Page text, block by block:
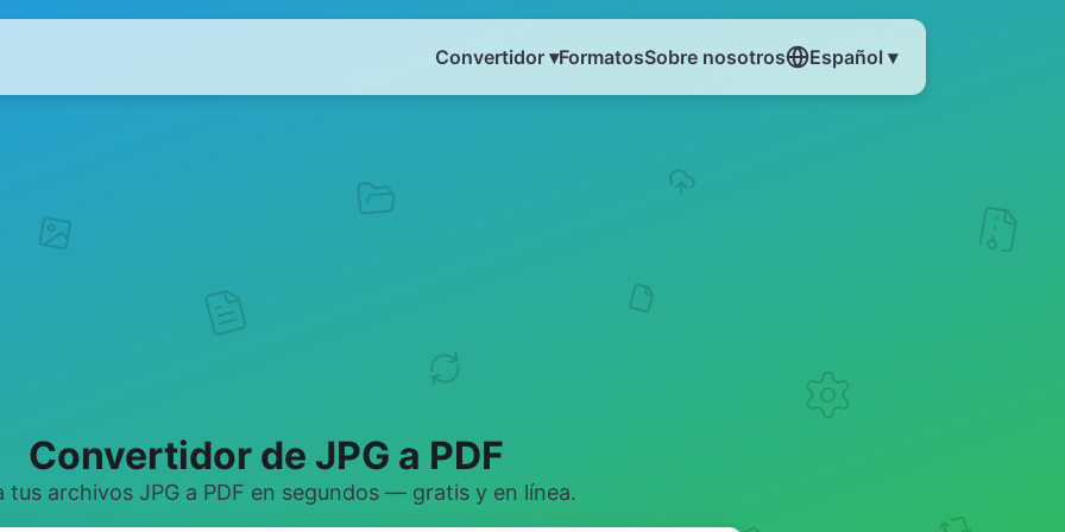
Convertidor ▾FormatosSobre nosotros Español ▾
Convertidor de JPG a PDF
tus archivos JPG a PDF en segundos — gratis y en línea.